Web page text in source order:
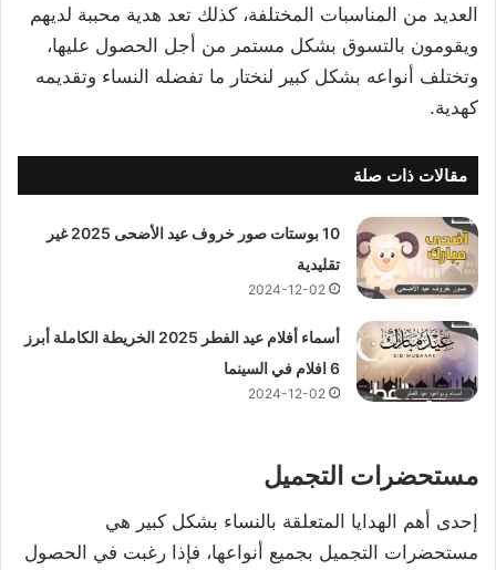
العديد من المناسبات المختلفة، كذلك تعد هدية محببة لديهم
ويقومون بالتسوق بشكل مستمر من أجل الحصول عليها،
وتختلف أنواعه بشكل كبير لنختار ما تفضله النساء وتقديمه
كهدية.
مقالات ذات صلة
10 بوستات صور خروف عيد الأضحى 2025 غير
تقليدية
2024-12-02
أسماء أفلام عيد الفطر 2025 الخريطة الكاملة أبرز
6 افلام في السينما
2024-12-02
مستحضرات التجميل
إحدى أهم الهدايا المتعلقة بالنساء بشكل كبير هي
مستحضرات التجميل بجميع أنواعها، فإذا رغبت في الحصول